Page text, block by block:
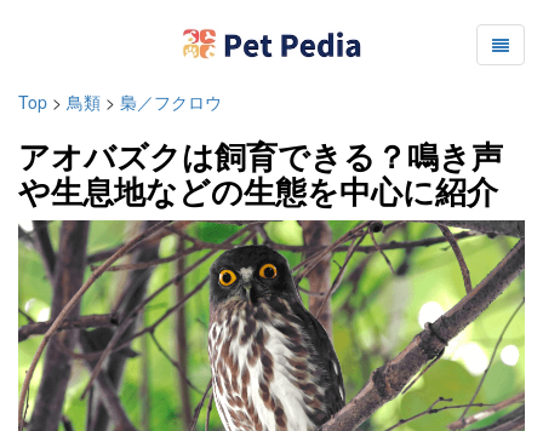
Top > 鳥類 > 梟／フクロウ
アオバズクは飼育できる？鳴き声
や生息地などの生態を中心に紹介